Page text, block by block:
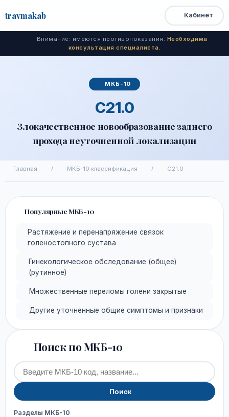
travmakab
Открыть
меню
Быстрый
доступ
Кабинет
Внимание: имеются противопоказания. Необходима
консультация специалиста.
МКБ-10
C21.0
Злокачественное новообразование заднего
прохода неуточненной локализации
Главная / МКБ-10 классификация / C21.0
Популярные МКБ-10
Растяжение и перенапряжение связок
голеностопного сустава
Гинекологическое обследование (общее)
(рутинное)
Множественные переломы голени закрытые
Другие уточненные общие симптомы и признаки
Поиск по МКБ-10
Поиск
Разделы МКБ-10